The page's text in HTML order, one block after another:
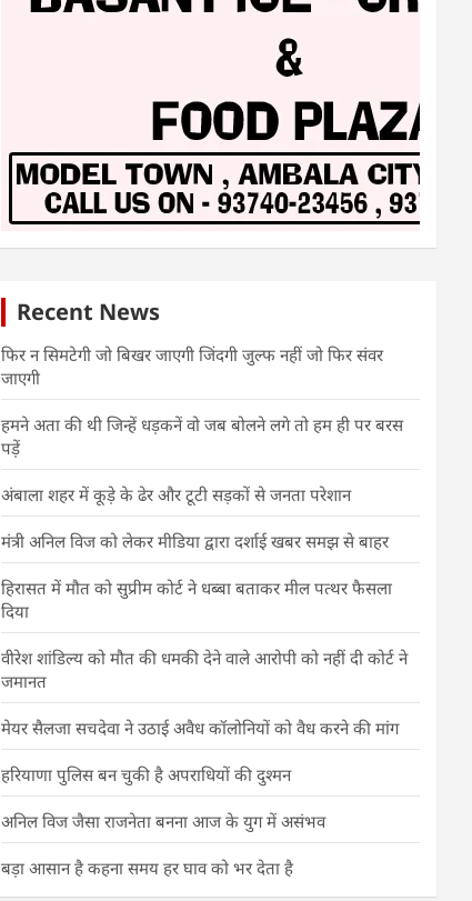
Recent News
फिर न सिमटेगी जो बिखर जाएगी जिंदगी जुल्फ नहीं जो फिर संवर
जाएगी
हमने अता की थी जिन्हें धड़कनें वो जब बोलने लगे तो हम ही पर बरस
पड़ें
अंबाला शहर में कूड़े के ढेर और टूटी सड़कों से जनता परेशान
मंत्री अनिल विज को लेकर मीडिया द्वारा दर्शाई खबर समझ से बाहर
हिरासत में मौत को सुप्रीम कोर्ट ने धब्बा बताकर मील पत्थर फैसला
दिया
वीरेश शांडिल्य को मौत की धमकी देने वाले आरोपी को नहीं दी कोर्ट ने
जमानत
मेयर सैलजा सचदेवा ने उठाई अवैध कॉलोनियों को वैध करने की मांग
हरियाणा पुलिस बन चुकी है अपराधियों की दुश्मन
अनिल विज जैसा राजनेता बनना आज के युग में असंभव
बड़ा आसान है कहना समय हर घाव को भर देता है